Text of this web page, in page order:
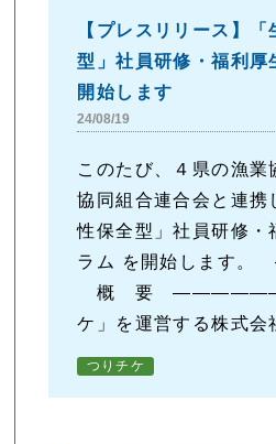
【プレスリリース】
型」社員研修・福利厚
開始します
24/08/19
このたび、４県の漁業
協同組合連合会と連携
性保全型」社員研修・
ラム を開始しま
概 要 ―――――――
ケ」を運営する株式会
つりチケ